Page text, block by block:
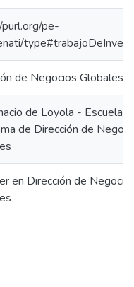
pe-
de Negocios Globales
de Loyola - Escuela
de Dirección de
en Dirección de